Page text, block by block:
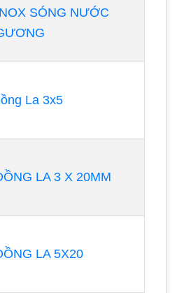
SÓNG NƯỚC
La 3x5
LA 3 X 20MM
LA 5X20